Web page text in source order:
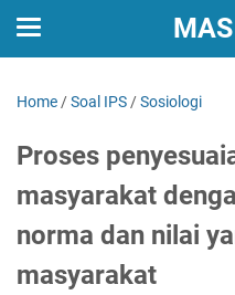
Home /Soal IPS /Sosiologi
Proses
masyarakat
norma dan nilai
masyarakat